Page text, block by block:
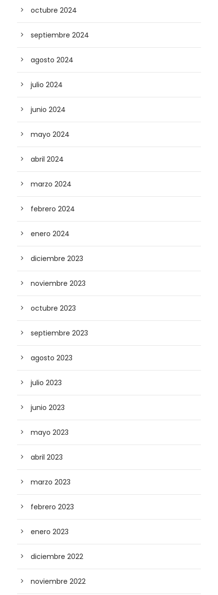
octubre 2024
septiembre 2024
agosto 2024
julio 2024
junio 2024
mayo 2024
abril 2024
marzo 2024
febrero 2024
enero 2024
diciembre 2023
noviembre 2023
octubre 2023
septiembre 2023
agosto 2023
julio 2023
junio 2023
mayo 2023
abril 2023
marzo 2023
febrero 2023
enero 2023
diciembre 2022
noviembre 2022